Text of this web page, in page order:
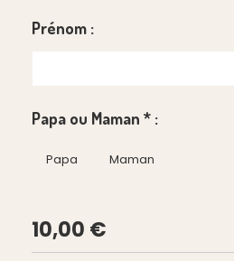
Prénom :
Papa ou Maman * :
Papa Maman
10,00 €